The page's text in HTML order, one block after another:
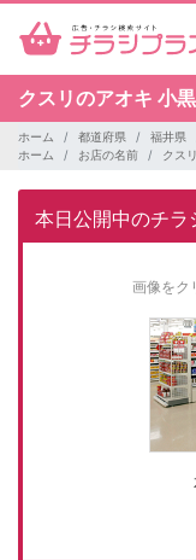
クスリのアオキ 小
ホーム 都道府県 福井県
ホーム
お店の名前 クス
本日公開中のチラ
画像をク